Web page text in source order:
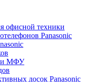
офисной техники
Panasonic
и МФУ
досок Panasonic